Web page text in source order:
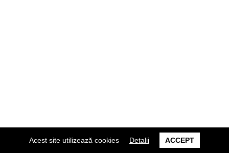
Acest site utilizează cookies Detalii ACCEPT